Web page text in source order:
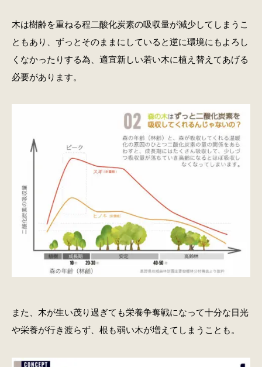
木は樹齢を重ねる程二酸化炭素の吸収量が減少してしまうこ
ともあり、ずっとそのままにしていると逆に環境にもよろし
くなかったりする為、適宜新しい若い木に植え替えてあげる
必要があります。
また、木が生い茂り過ぎても栄養争奪戦になって十分な日光
や栄養が行き渡らず、根も弱い木が増えてしまうことも。